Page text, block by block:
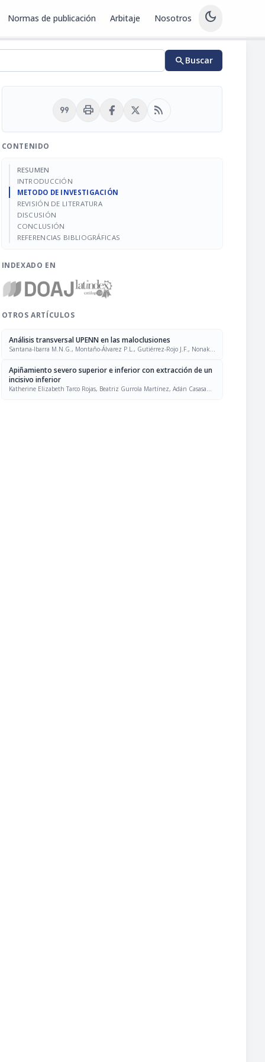
Normas de publicación Arbitaje Nosotros dark_mode
searchBuscar
format_quote print rss_feed
CONTENIDO
RESUMEN
INTRODUCCIÓN
METODO DE INVESTIGACIÓN
REVISIÓN DE LITERATURA
DISCUSIÓN
CONCLUSIÓN
REFERENCIAS BIBLIOGRÁFICAS
INDEXADO EN
OTROS ARTÍCULOS
Análisis transversal UPENN en las maloclusiones
Santana-Ibarra M.N.G., Montaño-Álvarez P.L., Gutiérrez-Rojo J.F., Nonaka-
Apiñamiento severo superior e inferior con extracción de un
incisivo inferior
Katherine Elizabeth Tarco Rojas, Beatriz Gurrola Martínez, Adán Casasa